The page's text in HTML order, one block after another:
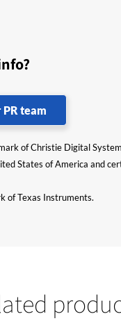
team
of Christie Digital
States of America and
of Texas Instruments.